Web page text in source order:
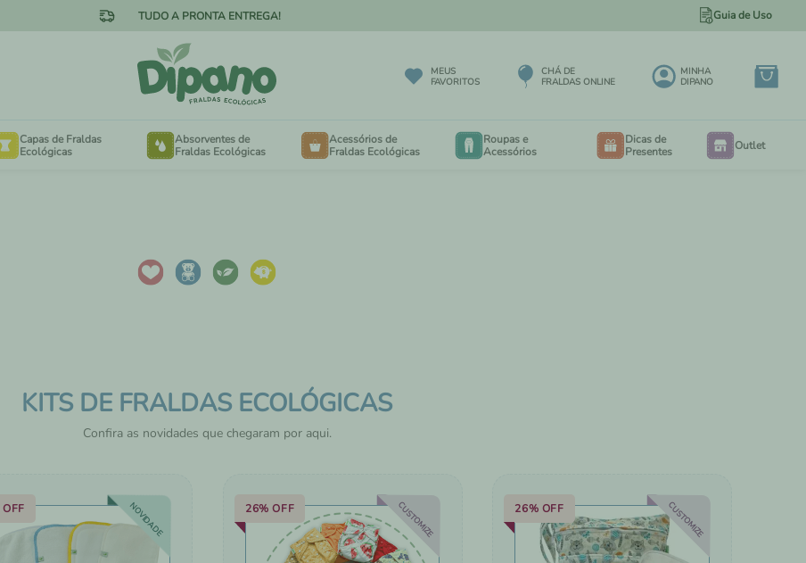
TUDO A PRONTA ENTREGA! Guia de Uso
MEUS
FAVORITOS
CHÁ DE
FRALDAS ONLINE
MINHA
DIPANO
Capas de Fraldas
Ecológicas
Absorventes de
Fraldas Ecológicas
Acessórios de
Fraldas Ecológicas
HIGIENE E CUIDADOS COM A
Roupas e
Acessórios
Dicas de
Presentes
Outlet
KITS DE FRALDAS ECOLÓGICAS
Confira as novidades que chegaram por aqui.
OFF NOVIDADE 26% OFF CUSTOMIZE 26% OFF CUSTOMIZE